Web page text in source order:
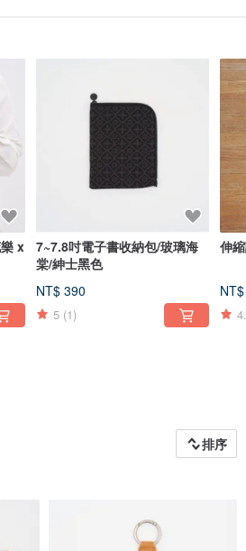
x
7~7.8吋電子書收納包/玻璃海
棠/紳士黑色
NT$ 390
5 (1)
伸
排序